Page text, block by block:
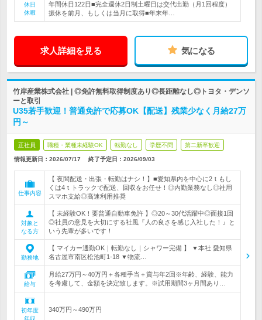
休日
休暇
年間休日122日■完全週休2日制土曜日は交代出勤（月1回程度）
振休を前月、もしくは当月に取得■年末年…
求人詳細を見る 気になる
竹岸産業株式会社 | ◎免許無料取得制度あり◎長距離なし◎トヨタ・デンソ
ーと取引
U35若手歓迎！普通免許で応募OK【配送】残業少なく月給27万
円～
正社員 職種・業種未経験OK 転勤なし 学歴不問 第二新卒歓迎
情報更新日：2026/07/17 終了予定日： 2026/09/03
仕事内容
【 夜間配送・出張・転勤はナシ！】■愛知県内を中心に2ｔもし
くは4ｔトラックで配送、回収をお任せ！◎内勤業務なし◎社用
スマホ支給◎高速利用推奨
対象と
なる方
【 未経験OK！要普通自動車免許 】◎20～30代活躍中◎面接1回
◎社員の意見を大切にする社風『人の良さを感じ入社した！』と
いう先輩が多いです！
勤務地
【 マイカー通勤OK｜転勤なし｜シャワー完備 】 ▼本社 愛知県
名古屋市南区松池町1-18 ▼物流…
給与
月給27万円～40万円＋各種手当＋賞与年2回※年齢、経験、能力
を考慮して、金額を決定致します。※試用期間3ヶ月間あり…
初年度
年収
340万円～490万円